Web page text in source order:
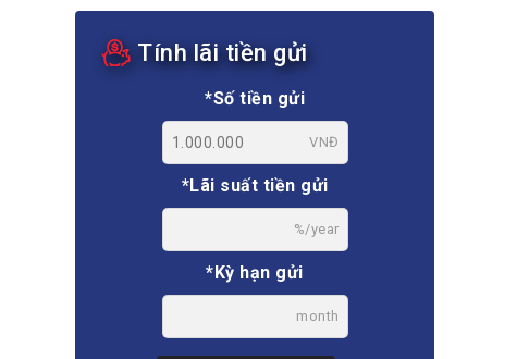
Tính lãi tiền gửi
*Số tiền gửi
VNĐ
*Lãi suất tiền gửi
%/year
*Kỳ hạn gửi
month